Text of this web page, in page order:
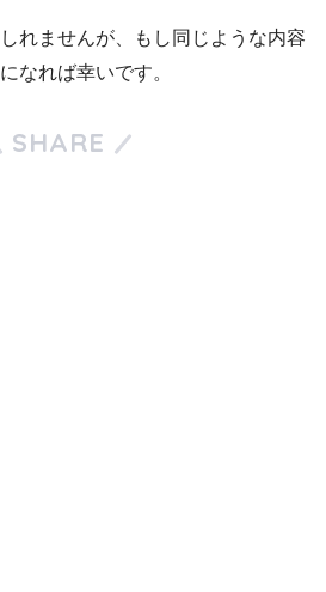
れませんが、もし同じような内容
なれば幸いです。
SHARE